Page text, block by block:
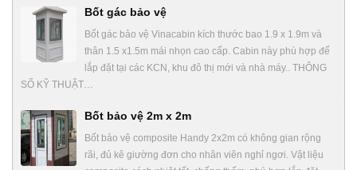
Bốt gác bảo vệ
Bốt gác bảo vệ Vinacabin kích thước bao 1.9 x 1.9m và
thân 1.5 x1.5m mái nhọn cao cấp. Cabin này phù hợp để
lắp đặt tại các KCN, khu đô thị mới và nhà máy.. THÔNG
SỐ KỸ THUẬT…
Bốt bảo vệ 2m x 2m
Bốt bảo vệ composite Handy 2x2m có không gian rộng
rãi, đủ kê giường đơn cho nhân viên nghỉ ngơi. Vật liệu